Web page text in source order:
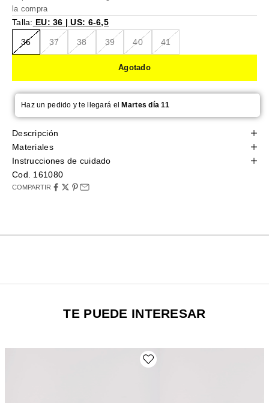
la compra
Talla: EU: 36 | US: 6-6,5
36 37 38 39 40 41
Agotado
Haz un pedido y te llegará elMartes día 11
Descripción
Materiales
Instrucciones de cuidado
Cod. 161080
COMPARTIR
TE PUEDE INTERESAR